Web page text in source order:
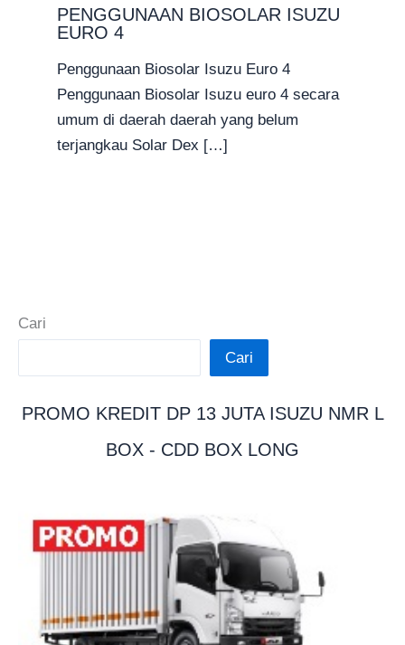
PENGGUNAAN BIOSOLAR ISUZU
EURO 4
Penggunaan Biosolar Isuzu Euro 4
Penggunaan Biosolar Isuzu euro 4 secara
umum di daerah daerah yang belum
terjangkau Solar Dex […]
Cari
Cari
PROMO KREDIT DP 13 JUTA ISUZU NMR L
BOX - CDD BOX LONG